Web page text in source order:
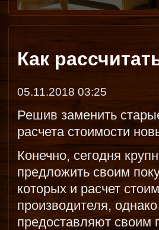
Как
05.11.2018 03:25
Решив заменить
расчета стоимости
Конечно, сегодня
предложить своим
которых и расчет
производителя,
предоставляют своим